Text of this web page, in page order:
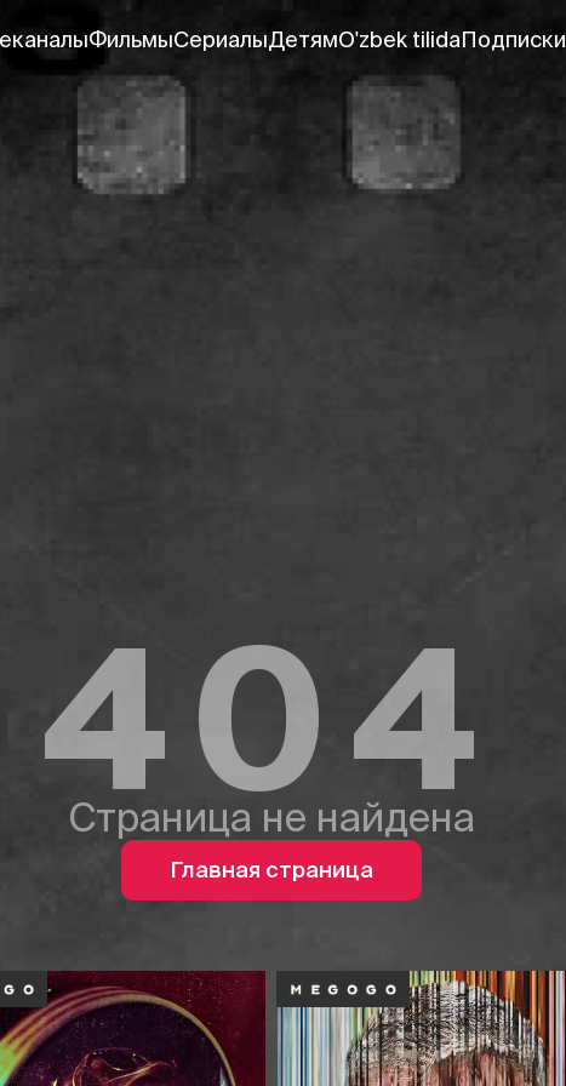
ФильмыСериалыДетямO'zbek tilidaПодписки
404
Страница не найдена
Главная страница